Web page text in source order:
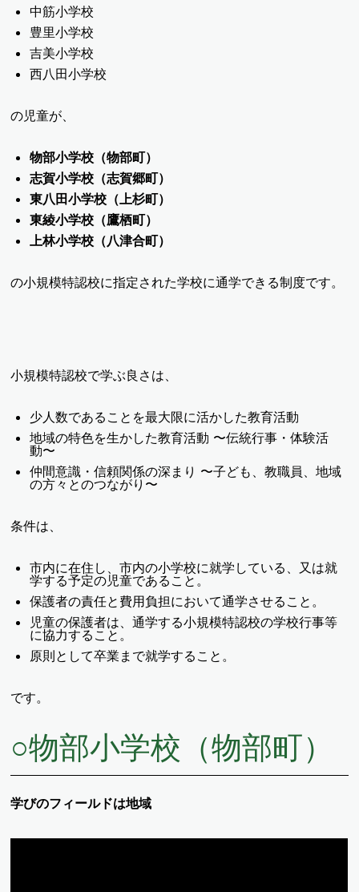
中筋小学校
豊里小学校
吉美小学校
西八田小学校
の児童が、
物部小学校（物部町）
志賀小学校（志賀郷町）
東八田小学校（上杉町）
東綾小学校（鷹栖町）
上林小学校（八津合町）
の小規模特認校に指定された学校に通学できる制度です。
小規模特認校で学ぶ良さは、
少人数であることを最大限に活かした教育活動
地域の特色を生かした教育活動 〜伝統行事・体験活
動〜
仲間意識・信頼関係の深まり 〜子ども、教職員、地域
の方々とのつながり〜
条件は、
市内に在住し、市内の小学校に就学している、又は就
学する予定の児童であること。
保護者の責任と費用負担において通学させること。
児童の保護者は、通学する小規模特認校の学校行事等
に協力すること。
原則として卒業まで就学すること。
です。
○物部小学校（物部町）
学びのフィールドは地域